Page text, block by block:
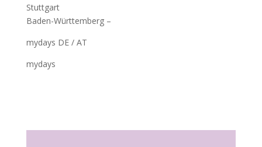
Stuttgart
Baden-Württemberg –
mydays DE / AT
mydays